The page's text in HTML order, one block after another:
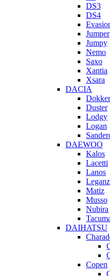
DS3
DS4
Jumper
Jumpy
Nemo
Saxo
Xantia
Xsara
DACIA
Dokker
Duster
Lodgy
Logan
DAEWOO
Kalos
Lacetti
Lanos
Matiz
Musso
Nubira
DAIHATSU
Copen